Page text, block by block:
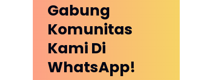
Gabung
Komunitas
Kami Di
WhatsApp!